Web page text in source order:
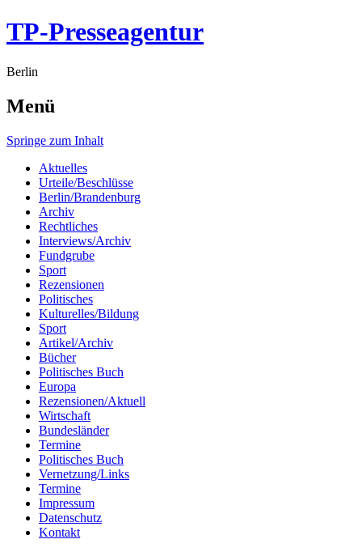
TP-Presseagentur
Berlin
Menü
Springe zum Inhalt
Aktuelles
Urteile/Beschlüsse
Berlin/Brandenburg
Archiv
Rechtliches
Interviews/Archiv
Fundgrube
Sport
Rezensionen
Politisches
Kulturelles/Bildung
Sport
Artikel/Archiv
Bücher
Politisches Buch
Europa
Rezensionen/Aktuell
Wirtschaft
Bundesländer
Termine
Politisches Buch
Vernetzung/Links
Termine
Impressum
Datenschutz
Kontakt